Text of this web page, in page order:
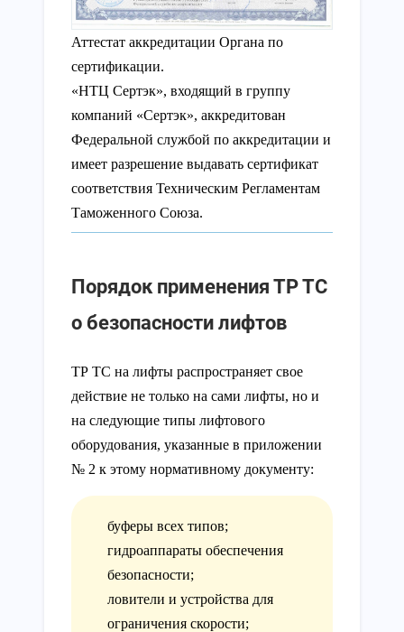
Аттестат аккредитации Органа по
сертификации.
«НТЦ Сертэк», входящий в группу
компаний «Сертэк», аккредитован
Федеральной службой по аккредитации и
имеет разрешение выдавать сертификат
соответствия Техническим Регламентам
Таможенного Союза.
Порядок применения ТР ТС
о безопасности лифтов
ТР ТС на лифты распространяет свое
действие не только на сами лифты, но и
на следующие типы лифтового
оборудования, указанные в приложении
№ 2 к этому нормативному документу:
буферы всех типов;
гидроаппараты обеспечения
безопасности;
ловители и устройства для
ограничения скорости;